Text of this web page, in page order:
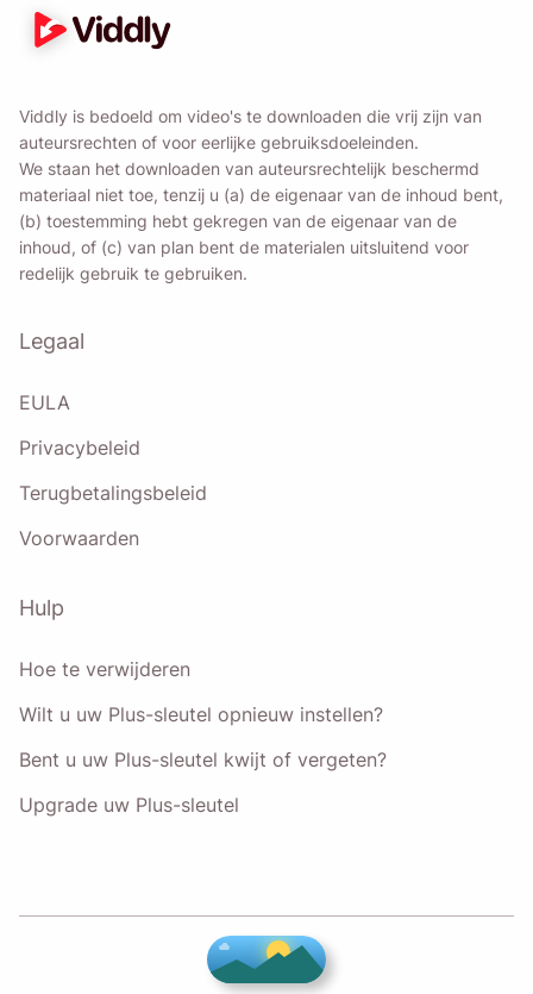
Viddly is bedoeld om video's te downloaden die vrij zijn van
auteursrechten of voor eerlijke gebruiksdoeleinden.
We staan ​​het downloaden van auteursrechtelijk beschermd
materiaal niet toe, tenzij u (a) de eigenaar van de inhoud bent,
(b) toestemming hebt gekregen van de eigenaar van de
inhoud, of (c) van plan bent de materialen uitsluitend voor
redelijk gebruik te gebruiken.
Legaal
EULA
Privacybeleid
Terugbetalingsbeleid
Voorwaarden
Hulp
Hoe te verwijderen
Wilt u uw Plus-sleutel opnieuw instellen?
Bent u uw Plus-sleutel kwijt of vergeten?
Upgrade uw Plus-sleutel